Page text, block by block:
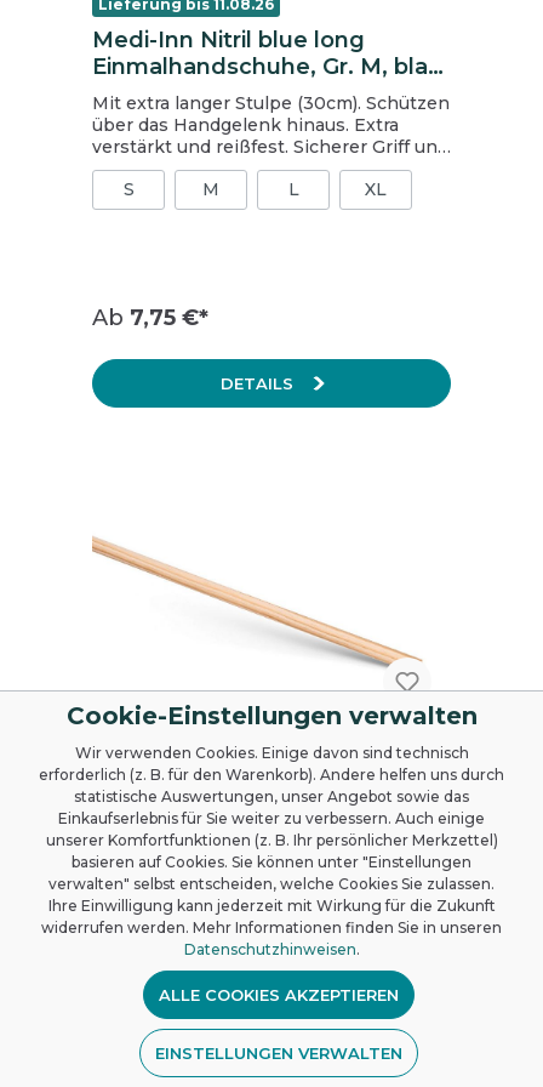
Lieferung bis 11.08.26
Medi-Inn Nitril blue long
Einmalhandschuhe, Gr. M, blau,
ungepudert
Mit extra langer Stulpe (30cm). Schützen
über das Handgelenk hinaus. Extra
verstärkt und reißfest. Sicherer Griff und
gutes Tastgefühl dank Texturierung an
den Fingern. puderfrei blau chloriniert
AQL 1.5 EN 420, EN ISO 374-1 und 5, EN
Einwirkung) Geeignet für
(EC) 1935/2004 Größe: M Inhalt:
1 Packung = 100 Stück, 1 Karton = 10
Packungen
S M L XL
Ab 7,75 €*
DETAILS
Lieferung bis 11.08.26
Besenstiel 24x1.400 ohne
Konus
Ein Besenstiel aus Holz mit 140 cm
Länge, bei einem Durchmesser von 23,5
mm ohne Konus. Preis per Stück, Paket
= 25 Stück.
6,57 €*
Cookie-Einstellungen verwalten
Wir verwenden Cookies. Einige davon sind technisch
erforderlich (z. B. für den Warenkorb). Andere helfen uns durch
statistische Auswertungen, unser Angebot sowie das
Einkaufserlebnis für Sie weiter zu verbessern. Auch einige
unserer Komfortfunktionen (z. B. Ihr persönlicher Merkzettel)
basieren auf Cookies. Sie können unter "Einstellungen
verwalten" selbst entscheiden, welche Cookies Sie zulassen.
Ihre Einwilligung kann jederzeit mit Wirkung für die Zukunft
widerrufen werden. Mehr Informationen finden Sie in unseren
Datenschutzhinweisen.
ALLE COOKIES AKZEPTIEREN
EINSTELLUNGEN VERWALTEN